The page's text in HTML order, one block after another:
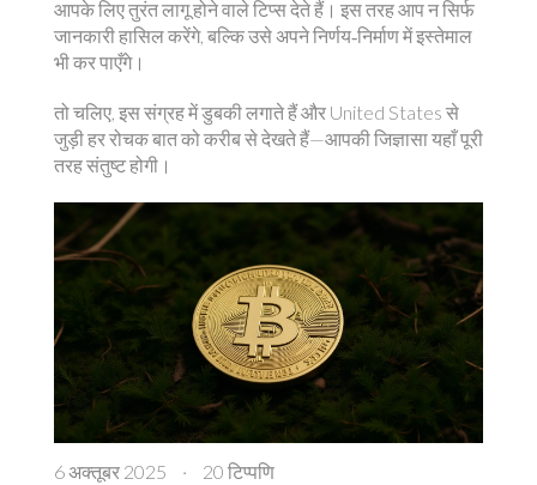
आपके लिए तुरंत लागू होने वाले टिप्स देते हैं। इस तरह आप न सिर्फ
जानकारी हासिल करेंगे, बल्कि उसे अपने निर्णय‑निर्माण में इस्तेमाल
भी कर पाएँगे।
तो चलिए, इस संग्रह में डुबकी लगाते हैं और United States से
जुड़ी हर रोचक बात को करीब से देखते हैं—आपकी जिज्ञासा यहाँ पूरी
तरह संतुष्ट होगी।
6 अक्तूबर 2025 · 20 टिप्पणि